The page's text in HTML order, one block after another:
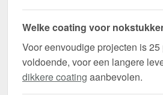
Welke coating voor
Voor eenvoudige projecten is
voldoende, voor een langere
dikkere coating aanbevolen.